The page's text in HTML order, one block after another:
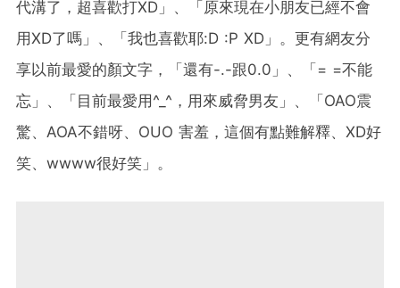
代溝了，超喜歡打XD」、「原來現在小朋友已經不會
用XD了嗎」、「我也喜歡耶:D :P XD」。更有網友分
享以前最愛的顏文字，「還有-.-跟0.0」、「= =不能
忘」、「目前最愛用^_^，用來威脅男友」、「OAO震
驚、AOA不錯呀、OUO 害羞，這個有點難解釋、XD好
笑、wwww很好笑」。